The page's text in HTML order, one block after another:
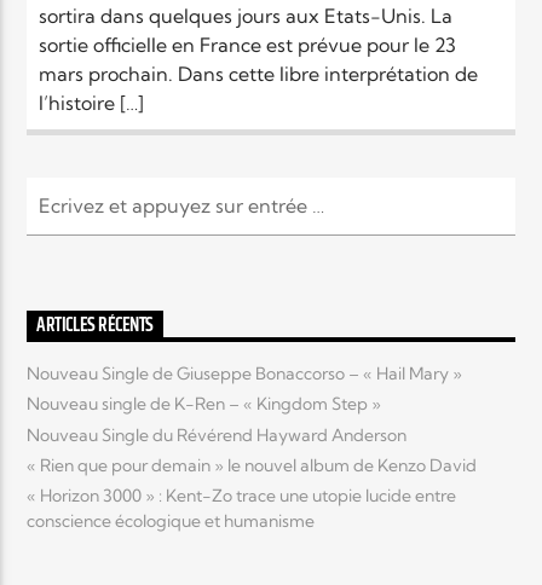
Elyon Rhema
Elyon Kids
sortira dans quelques jours aux Etats-Unis. La
sortie officielle en France est prévue pour le 23
mars prochain. Dans cette libre interprétation de
l’histoire […]
ARTICLES RÉCENTS
Nouveau Single de Giuseppe Bonaccorso – « Hail Mary »
Nouveau single de K-Ren – « Kingdom Step »
Nouveau Single du Révérend Hayward Anderson
« Rien que pour demain » le nouvel album de Kenzo David
« Horizon 3000 » : Kent-Zo trace une utopie lucide entre
conscience écologique et humanisme